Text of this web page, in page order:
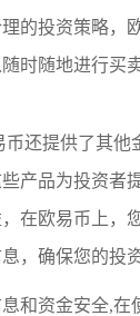
的投资策略，
时随地进行买
币还提供了其他
产品为投资者
在欧易币上，
，确保您的投
和资金安全,在